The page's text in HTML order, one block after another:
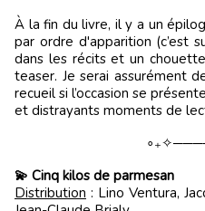
À la fin du livre, il y a un
par ordre d'apparition (c’est
dans les récits et un
teaser. Je serai assurément
recueil si l’occasion se
et distrayants moments de
💫 Cinq kilos de parmesan
Distribution : Lino Ventura,